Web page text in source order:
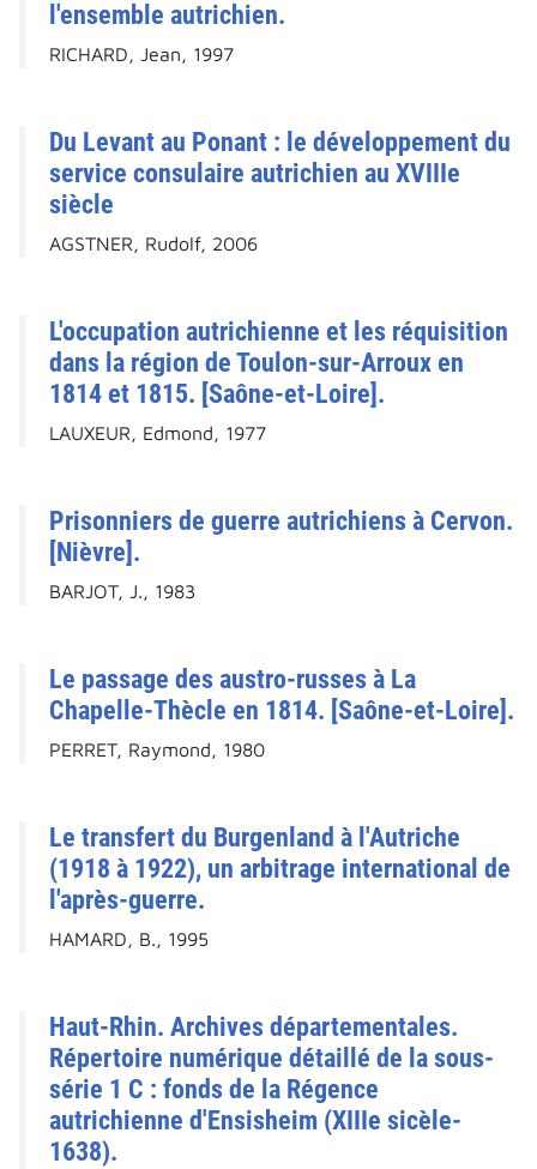
l'ensemble autrichien.
RICHARD, Jean, 1997
Du Levant au Ponant : le développement du
service consulaire autrichien au XVIIIe
siècle
AGSTNER, Rudolf, 2006
L'occupation autrichienne et les réquisition
dans la région de Toulon-sur-Arroux en
1814 et 1815. [Saône-et-Loire].
LAUXEUR, Edmond, 1977
Prisonniers de guerre autrichiens à Cervon.
[Nièvre].
BARJOT, J., 1983
Le passage des austro-russes à La
Chapelle-Thècle en 1814. [Saône-et-Loire].
PERRET, Raymond, 1980
Le transfert du Burgenland à l'Autriche
(1918 à 1922), un arbitrage international de
l'après-guerre.
HAMARD, B., 1995
Haut-Rhin. Archives départementales.
Répertoire numérique détaillé de la sous-
série 1 C : fonds de la Régence
autrichienne d'Ensisheim (XIIIe sicèle-
1638).